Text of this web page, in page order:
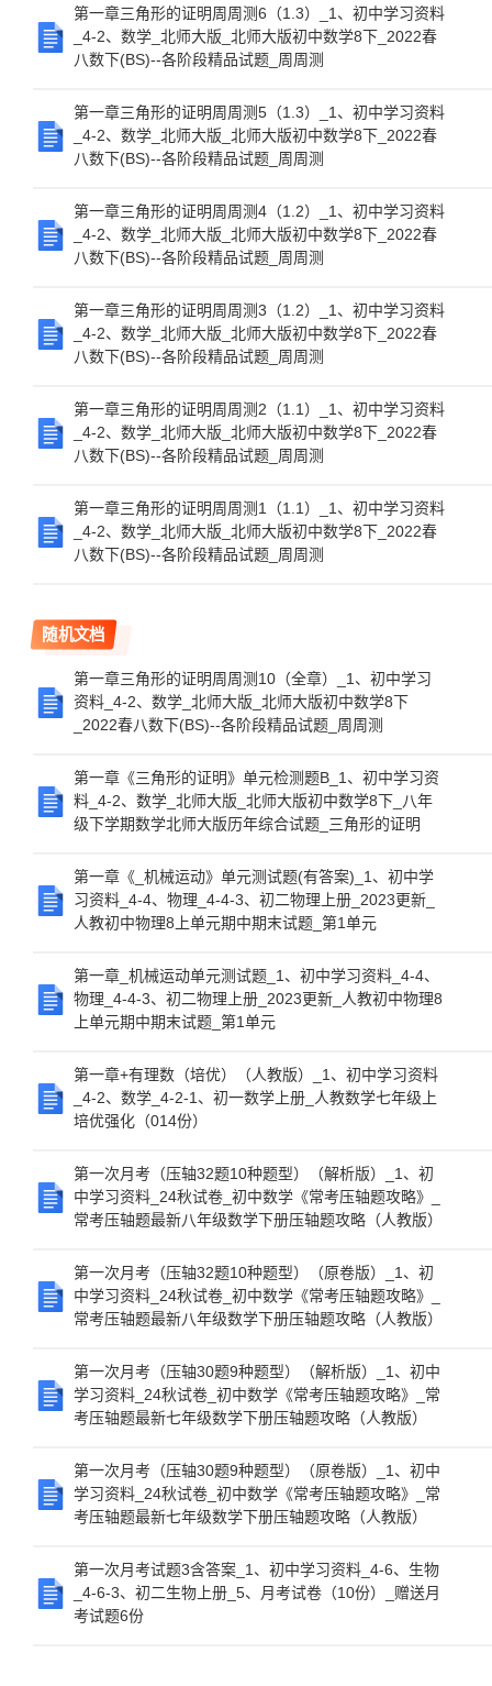
第一章三角形的证明周周测6（1.3）_1、初中学习资料
_4-2、数学_北师大版_北师大版初中数学8下_2022春
八数下(BS)--各阶段精品试题_周周测
第一章三角形的证明周周测5（1.3）_1、初中学习资料
_4-2、数学_北师大版_北师大版初中数学8下_2022春
八数下(BS)--各阶段精品试题_周周测
第一章三角形的证明周周测4（1.2）_1、初中学习资料
_4-2、数学_北师大版_北师大版初中数学8下_2022春
八数下(BS)--各阶段精品试题_周周测
第一章三角形的证明周周测3（1.2）_1、初中学习资料
_4-2、数学_北师大版_北师大版初中数学8下_2022春
八数下(BS)--各阶段精品试题_周周测
第一章三角形的证明周周测2（1.1）_1、初中学习资料
_4-2、数学_北师大版_北师大版初中数学8下_2022春
八数下(BS)--各阶段精品试题_周周测
第一章三角形的证明周周测1（1.1）_1、初中学习资料
_4-2、数学_北师大版_北师大版初中数学8下_2022春
八数下(BS)--各阶段精品试题_周周测
随机文档
第一章三角形的证明周周测10（全章）_1、初中学习
资料_4-2、数学_北师大版_北师大版初中数学8下
_2022春八数下(BS)--各阶段精品试题_周周测
第一章《三角形的证明》单元检测题B_1、初中学习资
料_4-2、数学_北师大版_北师大版初中数学8下_八年
级下学期数学北师大版历年综合试题_三角形的证明
第一章《_机械运动》单元测试题(有答案)_1、初中学
习资料_4-4、物理_4-4-3、初二物理上册_2023更新_
人教初中物理8上单元期中期末试题_第1单元
第一章_机械运动单元测试题_1、初中学习资料_4-4、
物理_4-4-3、初二物理上册_2023更新_人教初中物理8
上单元期中期末试题_第1单元
第一章+有理数（培优）（人教版）_1、初中学习资料
_4-2、数学_4-2-1、初一数学上册_人教数学七年级上
培优强化（014份）
第一次月考（压轴32题10种题型）（解析版）_1、初
中学习资料_24秋试卷_初中数学《常考压轴题攻略》_
常考压轴题最新八年级数学下册压轴题攻略（人教版）
第一次月考（压轴32题10种题型）（原卷版）_1、初
中学习资料_24秋试卷_初中数学《常考压轴题攻略》_
常考压轴题最新八年级数学下册压轴题攻略（人教版）
第一次月考（压轴30题9种题型）（解析版）_1、初中
学习资料_24秋试卷_初中数学《常考压轴题攻略》_常
考压轴题最新七年级数学下册压轴题攻略（人教版）
第一次月考（压轴30题9种题型）（原卷版）_1、初中
学习资料_24秋试卷_初中数学《常考压轴题攻略》_常
考压轴题最新七年级数学下册压轴题攻略（人教版）
第一次月考试题3含答案_1、初中学习资料_4-6、生物
_4-6-3、初二生物上册_5、月考试卷（10份）_赠送月
考试题6份